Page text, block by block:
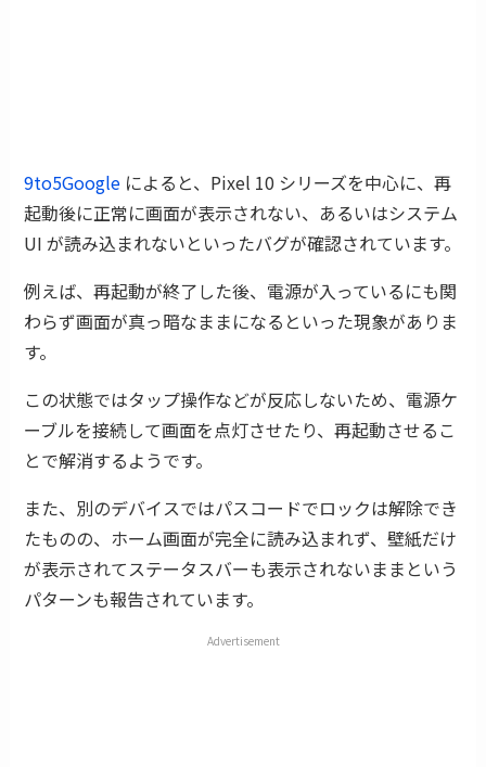
9to5Google によると、Pixel 10 シリーズを中心に、再
起動後に正常に画面が表示されない、あるいはシステム
UI が読み込まれないといったバグが確認されています。
例えば、再起動が終了した後、電源が入っているにも関
わらず画面が真っ暗なままになるといった現象がありま
す。
この状態ではタップ操作などが反応しないため、電源ケ
ーブルを接続して画面を点灯させたり、再起動させるこ
とで解消するようです。
また、別のデバイスではパスコードでロックは解除でき
たものの、ホーム画面が完全に読み込まれず、壁紙だけ
が表示されてステータスバーも表示されないままという
パターンも報告されています。
Advertisement